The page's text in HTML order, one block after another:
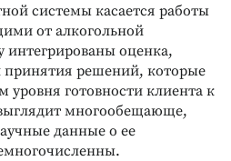
системы касается работы
от алкогольной
интегрированы оценка,
принятия решений, которые
уровня готовности клиента к
многообещающе,
данные о ее